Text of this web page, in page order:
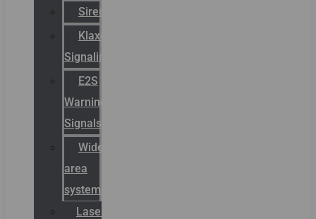
Sirena
Klaxon
Signaling
E2S
Warning
Signals
Wide
area
systemen
Laserbelijning